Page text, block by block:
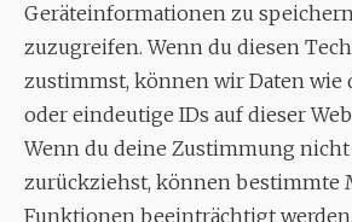
Geräteinformationen zu
zuzugreifen. Wenn du diesen
zustimmst, können wir Daten wie
oder eindeutige IDs auf dieser
Wenn du deine Zustimmung
zurückziehst, können bestimmte
Funktionen beeinträchtigt werden.
MUSIK
Musikalischer
Enrico Trummer
Tel.+49 (0)177 / 34 23